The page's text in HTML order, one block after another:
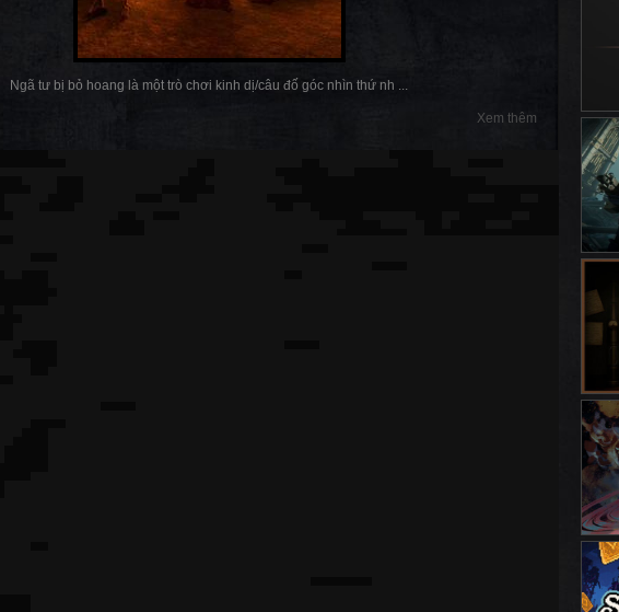
Ngã tư bị bỏ hoang là một trò chơi kinh dị/câu đố góc nhìn thứ nh ...
Xem thêm